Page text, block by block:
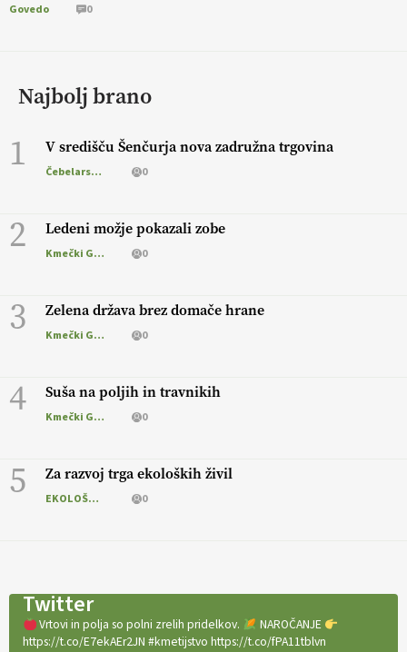
Govedo 0
Najbolj brano
1 V središču Šenčurja nova zadružna trgovina
Čebelarstvo 0
2 Ledeni možje pokazali zobe
Kmečki Glas 0
3 Zelena država brez domače hrane
Kmečki Glas 0
4 Suša na poljih in travnikih
Kmečki Glas 0
5 Za razvoj trga ekoloških živil
EKOLOŠKO LOGIČNO 0
Twitter
Vrtovi in polja so polni zrelih pridelkov.
NAROČANJE
https://t.co/E7ekAEr2JN #kmetijstvo https://t.co/fPA11tblvn